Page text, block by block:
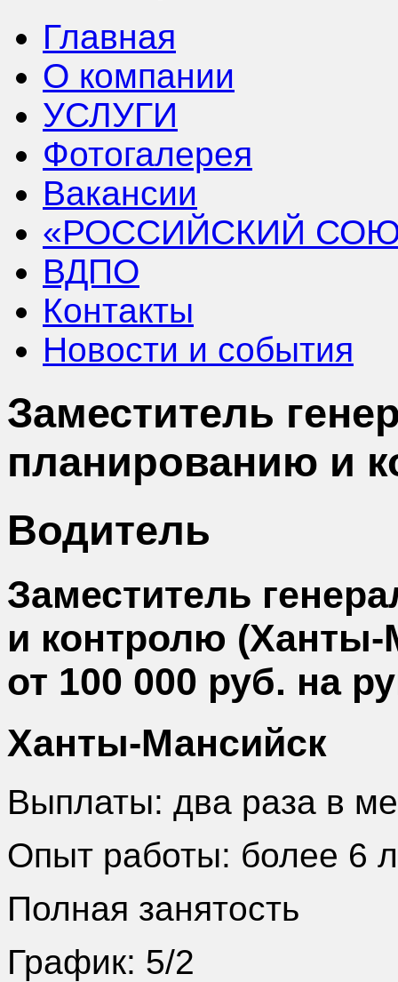
Главная
О компании
УСЛУГИ
Фотогалерея
Вакансии
«РОССИЙСКИЙ
ВДПО
Контакты
Новости и события
Заместитель
планированию и
Водитель
Заместитель
и контролю (Ханты-
от 100 000 руб. на
Ханты-Мансийск
Выплаты: два раза в
Опыт работы: более 6
Полная занятость
График: 5/2